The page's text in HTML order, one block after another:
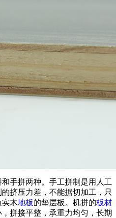
手拼两种。手工拼制是用人工
挤压力差，不能据切加工，只
实木地板的垫层板。机拼的板材
拼接平整，承重力均匀，长期